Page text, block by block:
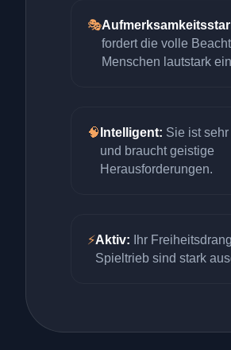
🎭
fordert die volle
Menschen lautstark
🧠 Intelligent: Sie ist
und braucht geistige
Herausforderungen.
⚡Aktiv: Ihr
Spieltrieb sind stark